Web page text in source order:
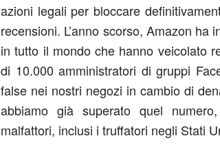
azioni legali per bloccare
recensioni. L’anno scorso, Amazon
in tutto il mondo che hanno veicolato
di 10.000 amministratori di gruppi
false nei nostri negozi in cambio di
abbiamo già superato quel
malfattori, inclusi i truffatori negli Stati